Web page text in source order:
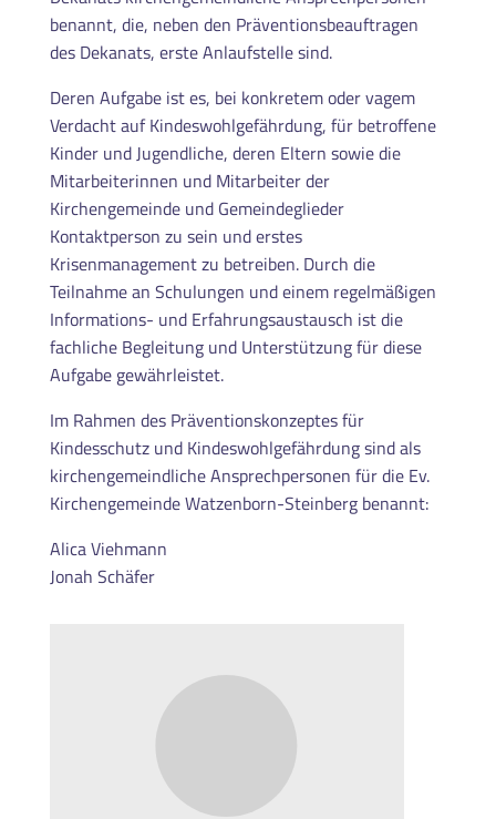
benannt, die, neben den Präventionsbeauftragen
des Dekanats, erste Anlaufstelle sind.
Deren Aufgabe ist es, bei konkretem oder vagem
Verdacht auf Kindeswohlgefährdung, für betroffene
Kinder und Jugendliche, deren Eltern sowie die
Mitarbeiterinnen und Mitarbeiter der
Kirchengemeinde und Gemeindeglieder
Kontaktperson zu sein und erstes
Krisenmanagement zu betreiben. Durch die
Teilnahme an Schulungen und einem regelmäßigen
Informations- und Erfahrungsaustausch ist die
fachliche Begleitung und Unterstützung für diese
Aufgabe gewährleistet.
Im Rahmen des Präventionskonzeptes für
Kindesschutz und Kindeswohlgefährdung sindals
kirchengemeindliche Ansprechpersonen für die Ev.
Kirchengemeinde Watzenborn-Steinberg benannt:
Alica Viehmann
Jonah Schäfer